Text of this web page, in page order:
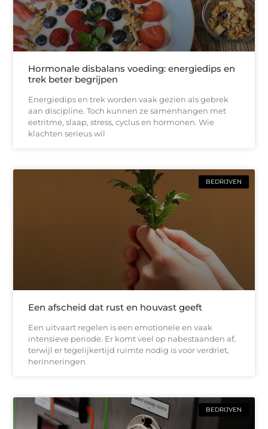
Hormonale disbalans voeding: energiedips en
trek beter begrijpen
Energiedips en trek worden vaak gezien als gebrek
aan discipline. Toch kunnen ze samenhangen met
eetritme, slaap, stress, cyclus en hormonen. Wie
klachten serieus wil
BEDRIJVEN
Een afscheid dat rust en houvast geeft
Een uitvaart regelen is een emotionele en vaak
intensieve periode. Er komt veel op nabestaanden af,
terwijl er tegelijkertijd ruimte nodig is voor verdriet,
herinneringen
BEDRIJVEN